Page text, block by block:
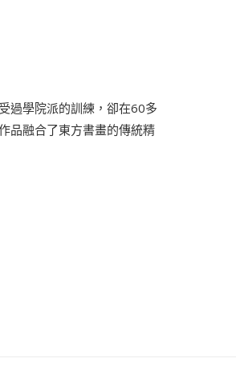
過學院派的訓練，卻在60多
品融合了東方書畫的傳統精